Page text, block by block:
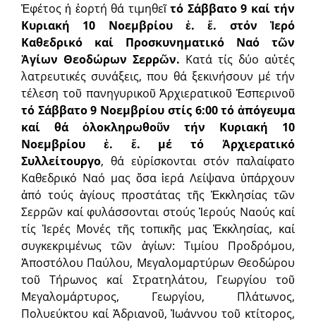
Ἐφέτος ἡ ἑορτή θά τιμηθεῖτό Σάββατο 9 καί τήν
Κυριακή 10 Νοεμβρίου ἐ. ἔ. στόν Ἱερό
Καθεδρικό καί Προσκυνηματικό Ναό τῶν
Ἁγίων Θεοδώρων Σερρῶν. Κατά τίς δύο αὐτές
λατρευτικές συνάξεις, που θά ξεκινήσουν μέ τήν
τέλεση τοῦ πανηγυρικοῦ Ἀρχιερατικοῦ Ἑσπερινοῦ
τό Σάββατο 9 Νοεμβρίου στίς 6:00 τό ἀπόγευμα
καί θά ὁλοκληρωθοῦν τήν Κυριακή 10
Νοεμβρίου ἐ. ἔ. μέ τό Ἀρχιερατικό
Συλλείτουργο, θά εὑρίσκονται στόν παλαίφατο
Καθεδρικό Ναό μας ὅσα ἱερά Λείψανα ὑπάρχουν
ἀπό τούς ἁγίους προστάτας τῆς Ἐκκλησίας τῶν
Σερρῶν καί φυλάσσονται στούς Ἱερούς Ναούς καί
τίς Ἱερές Μονές τῆς τοπικῆς μας Ἐκκλησίας, καί
συγκεκριμένως τῶν ἁγίων: Τιμίου Προδρόμου,
Ἀποστόλου Παύλου, Μεγαλομαρτύρων Θεοδώρου
τοῦ Τήρωνος καί Στρατηλάτου, Γεωργίου τοῦ
Μεγαλομάρτυρος, Γεωργίου, Πλάτωνος,
Πολυεύκτου καί Ἀδριανοῦ, Ἰωάννου τοῦ κτίτορος,